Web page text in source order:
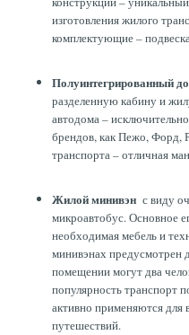
изготовления жилого
комплектующие –
Полуинтегрированный
разделенную кабину и
автодома –
брендов, как Пежо, Форд,
транспорта – отличная
Жилой минивэн с виду
микроавтобус. Основное
необходимая мебель и
минивэнах предусмотрен
помещении могут два
популярность транспорт
активно применяются для
путешествий.